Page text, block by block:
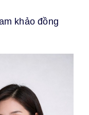
khảo đồng